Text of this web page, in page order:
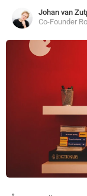
Johan van
Co-Founder